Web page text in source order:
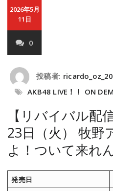
2026年5月
11日
0
投稿者:
AKB48 LIVE！！ ON
【リバイバル配
23日（火） 牧野
よ！ついて来れ
発売日